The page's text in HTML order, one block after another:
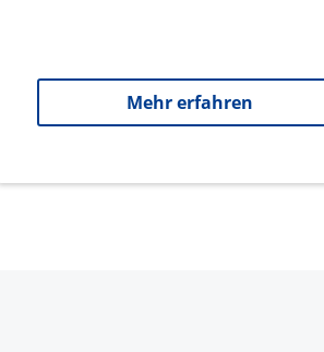
Mehr erfahren